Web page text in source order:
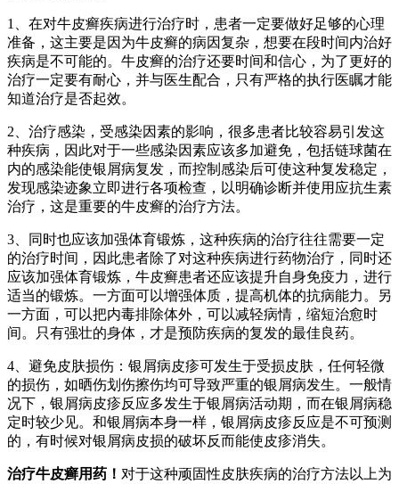
1、在对牛皮癣疾病进行治疗时，患者一定要做好足够的心理
准备，这主要是因为牛皮癣的病因复杂，想要在段时间内治好
疾病是不可能的。牛皮癣的治疗还要时间和信心，为了更好的
治疗一定要有耐心，并与医生配合，只有严格的执行医瞩才能
知道治疗是否起效。
2、治疗感染，受感染因素的影响，很多患者比较容易引发这
种疾病，因此对于一些感染因素应该多加避免，包括链球菌在
内的感染能使银屑病复发，而控制感染后可使这种复发稳定，
发现感染迹象立即进行各项检查，以明确诊断并使用应抗生素
治疗，这是重要的牛皮癣的治疗方法。
3、同时也应该加强体育锻炼，这种疾病的治疗往往需要一定
的治疗时间，因此患者除了对这种疾病进行药物治疗，同时还
应该加强体育锻炼，牛皮癣患者还应该提升自身免疫力，进行
适当的锻炼。一方面可以增强体质，提高机体的抗病能力。另
一方面，可以把内毒排除体外，可以减轻病情，缩短治愈时
间。只有强壮的身体，才是预防疾病的复发的最佳良药。
4、避免皮肤损伤：银屑病皮疹可发生于受损皮肤，任何轻微
的损伤，如晒伤划伤擦伤均可导致严重的银屑病发生。一般情
况下，银屑病皮疹反应多发生于银屑病活动期，而在银屑病稳
定时较少见。和银屑病本身一样，银屑病皮疹反应是不可预测
的，有时候对银屑病皮损的破坏反而能使皮疹消失。
治疗牛皮癣用药！ 对于这种顽固性皮肤疾病的治疗方法以上为